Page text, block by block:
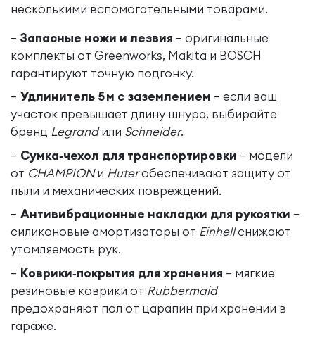
несколькими вспомогательными товарами.
Запасные ножи и лезвия – оригинальные
комплекты от Greenworks, Makita и BOSCH
гарантируют точную подгонку.
Удлинитель 5 м с заземлением – если ваш
участок превышает длину шнура, выбирайте
бренд Legrandили Schneider.
Сумка‑чехол для транспортировки – модели
от CHAMPIONи Huterобеспечивают защиту от
пыли и механических повреждений.
Антивибрационные накладки для рукоятки –
силиконовые амортизаторы от Einhellснижают
утомляемость рук.
Коврики‑покрытия для хранения – мягкие
резиновые коврики от Rubbermaid
предохраняют пол от царапин при хранении в
гараже.